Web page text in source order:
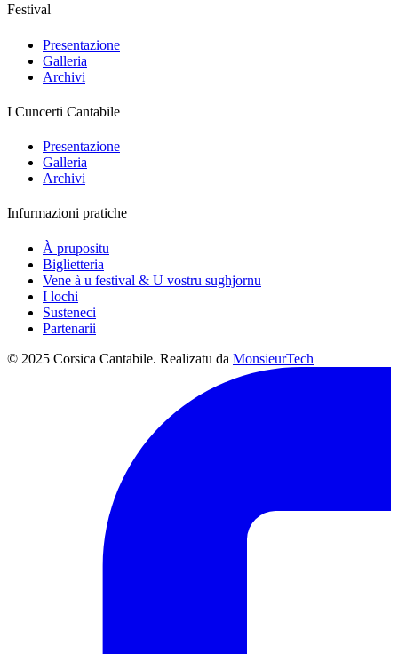
Festival
Presentazione
Galleria
Archivi
I Cuncerti Cantabile
Presentazione
Galleria
Archivi
Infurmazioni pratiche
À prupositu
Biglietteria
Vene à u festival & U vostru sughjornu
I lochi
Susteneci
Partenarii
© 2025 Corsica Cantabile. Realizatu da MonsieurTech